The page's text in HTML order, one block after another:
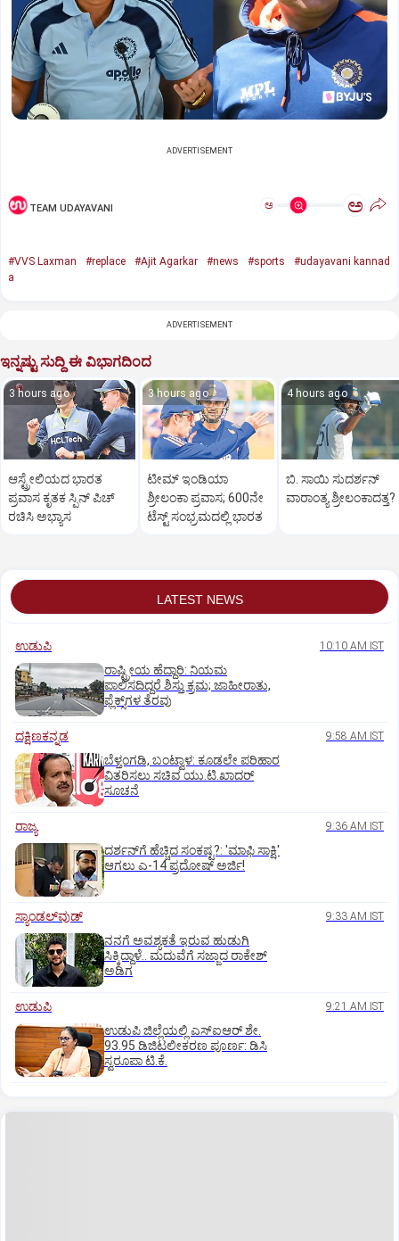
ADVERTISEMENT
TEAM UDAYAVANI ಅ ಅ
#VVS Laxman #replace #Ajit Agarkar #news #sports
#udayavani kannad
a
ADVERTISEMENT
ಇನ್ನಷ್ಟು ಸುದ್ದಿ ಈ ವಿಭಾಗದಿಂದ
3 hours ago
ಆಸ್ಟ್ರೇಲಿಯದ ಭಾರತ
ಪ್ರವಾಸ ಕೃತಕ ಸ್ಪಿನ್‌ ಪಿಚ್‌
ರಚಿಸಿ ಅಭ್ಯಾಸ
3 hours ago
ಟೀಮ್‌ ಇಂಡಿಯಾ
ಶ್ರೀಲಂಕಾ ಪ್ರವಾಸ; 600ನೇ
ಟೆಸ್ಟ್‌ ಸಂಭ್ರಮದಲ್ಲಿ ಭಾರತ
4 hours ago
ಬಿ. ಸಾಯಿ ಸುದರ್ಶನ್‌
ವಾರಾಂತ್ಯ ಶ್ರೀಲಂಕಾದತ್ತ?
LATEST NEWS
ಉಡುಪಿ 10:10 AM IST
ರಾಷ್ಟ್ರೀಯ ಹೆದ್ದಾರಿ: ನಿಯಮ
ಪಾಲಿಸದಿದ್ದರೆ ಶಿಸ್ತು ಕ್ರಮ; ಜಾಹೀರಾತು,
ಫ್ಲೆಕ್ಸ್‌ಗಳ ತೆರವು
ದಕ್ಷಿಣಕನ್ನಡ 9:58 AM IST
ಬೆಳ್ತಂಗಡಿ, ಬಂಟ್ವಾಳ: ಕೂಡಲೇ ಪರಿಹಾರ
ವಿತರಿಸಲು ಸಚಿವ ಯು.ಟಿ.ಖಾದರ್‌
ಸೂಚನೆ
ರಾಜ್ಯ 9:36 AM IST
ದರ್ಶನ್‌ಗೆ ಹೆಚ್ಚಿದ ಸಂಕಷ್ಟ?: 'ಮಾಫಿ ಸಾಕ್ಷಿ'
ಆಗಲು ಎ-14 ಪ್ರದೋಷ್ ಅರ್ಜಿ!
ಸ್ಯಾಂಡಲ್‌ವುಡ್‌ 9:33 AM IST
ನನಗೆ ಅವಶ್ಯಕತೆ ಇರುವ ಹುಡುಗಿ
ಸಿಕ್ಕಿದ್ದಾಳೆ.. ಮದುವೆಗೆ ಸಜ್ಜಾದ ರಾಕೇಶ್
ಅಡಿಗ
ಉಡುಪಿ 9:21 AM IST
ಉಡುಪಿ ಜಿಲ್ಲೆಯಲ್ಲಿ ಎಸ್‌ಐಆರ್‌ ಶೇ.
93.95 ಡಿಜಿಟಲೀಕರಣ ಪೂರ್ಣ: ಡಿಸಿ
ಸ್ವರೂಪಾ ಟಿ.ಕೆ.